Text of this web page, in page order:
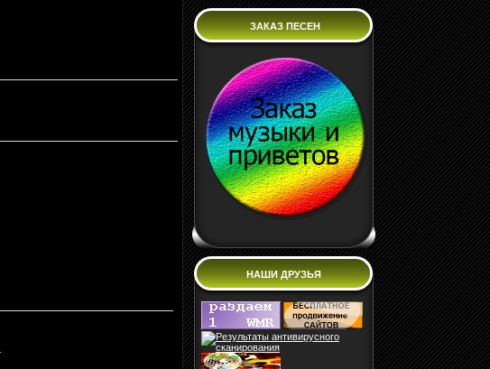
ЗАКАЗ ПЕСЕН
НАШИ ДРУЗЬЯ